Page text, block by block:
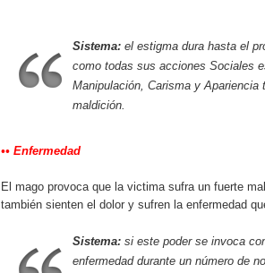
Sistema: el estigma dura hasta el
como todas sus acciones Sociales
Manipulación, Carisma y
maldición.
•• Enfermedad
El mago provoca que la victima sufra un fuerte
también sienten el dolor y sufren la enfermedad
Sistema: si este poder se invoca
enfermedad durante un número de